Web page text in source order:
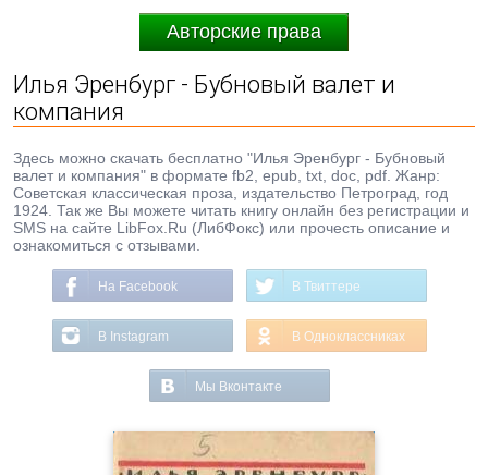
Авторские права
Илья Эренбург - Бубновый валет и
компания
Здесь можно скачать бесплатно "Илья Эренбург - Бубновый
валет и компания" в формате fb2, epub, txt, doc, pdf. Жанр:
Советская классическая проза, издательство Петроград, год
1924. Так же Вы можете читать книгу онлайн без регистрации и
SMS на сайте LibFox.Ru (ЛибФокс) или прочесть описание и
ознакомиться с отзывами.
На Facebook В Твиттере
В Instagram В Одноклассниках
Мы Вконтакте